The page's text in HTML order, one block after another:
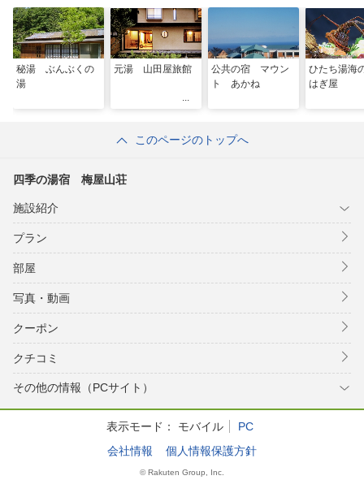
秘湯 ぶんぶくの
湯
元湯 山田屋旅館
公共の宿 マウン
ト あかね
ひたち湯
はぎ屋
このページのトップへ
四季の湯宿 梅屋山荘
施設紹介
プラン
部屋
写真・動画
クーポン
クチコミ
その他の情報（PCサイト）
表示モード： モバイル
PC
会社情報
個人情報保護方針
© Rakuten Group, Inc.